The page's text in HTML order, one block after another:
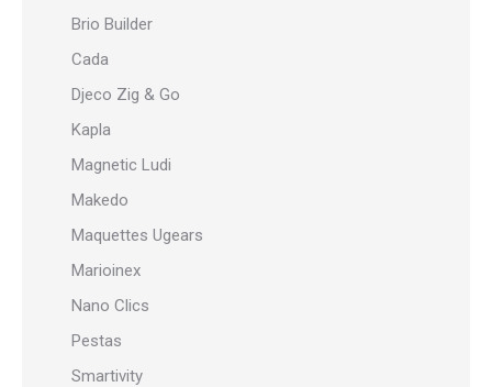
Brio Builder
Cada
Djeco Zig & Go
Kapla
Magnetic Ludi
Makedo
Maquettes Ugears
Marioinex
Nano Clics
Pestas
Smartivity